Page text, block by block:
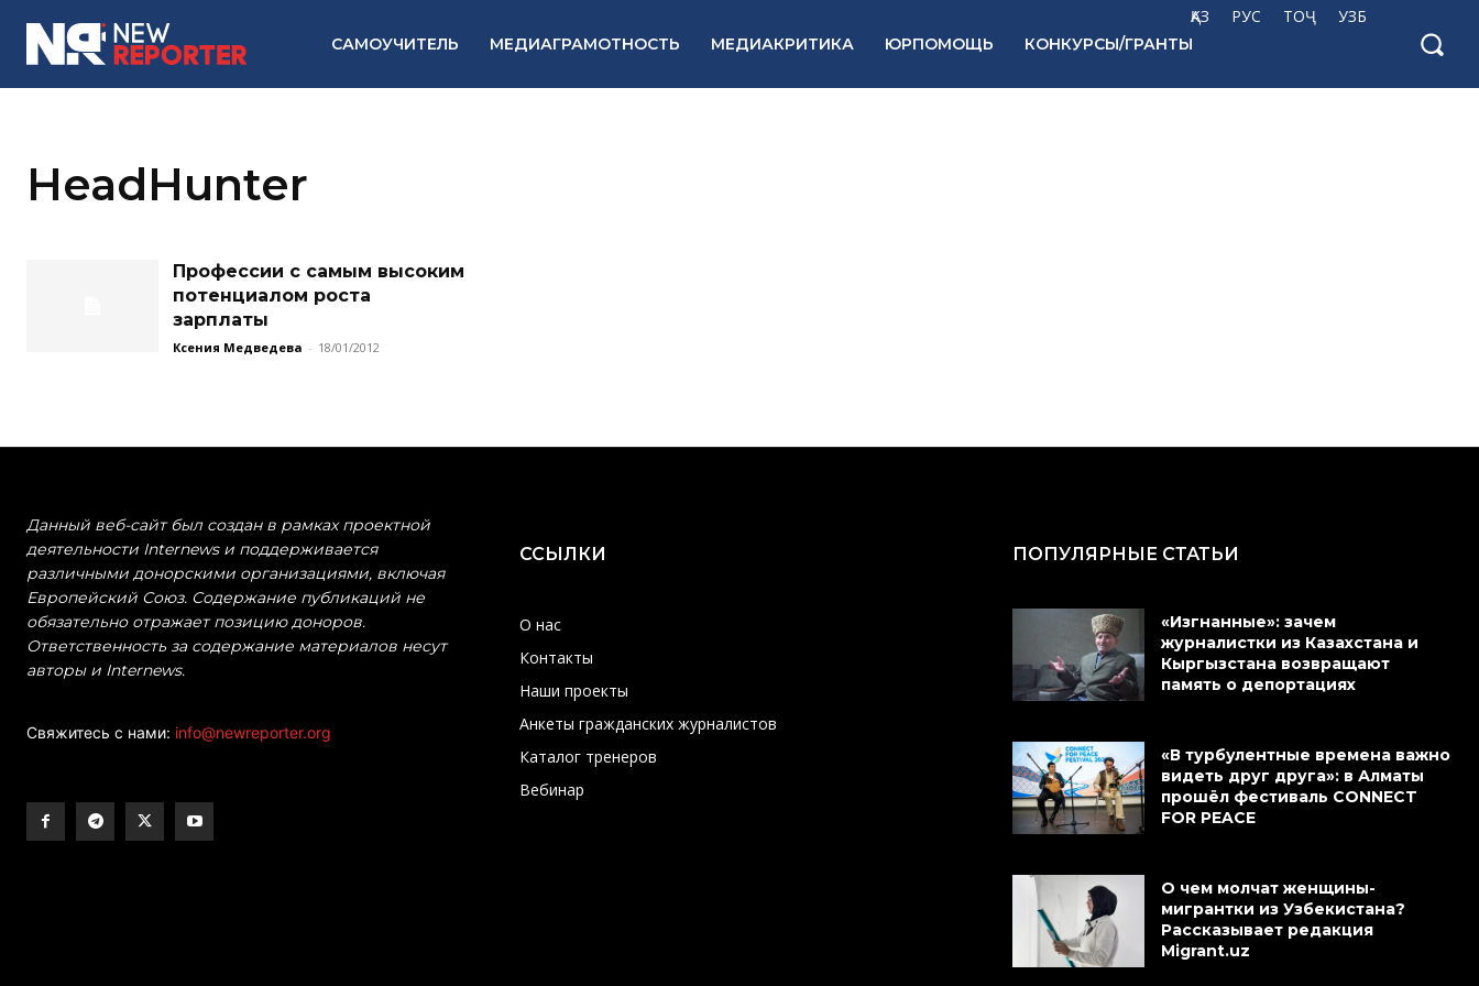
ҚАЗ РУС ТОҶ УЗБ
САМОУЧИТЕЛЬ МЕДИАГРАМОТНОСТЬ МЕДИАКРИТИКА ЮРПОМОЩЬ КОНКУРСЫ/ГРАНТЫ
HeadHunter
Профессии с самым высоким
потенциалом роста
зарплаты
Ксения Медведева - 18/01/2012
Данный веб-сайт был создан в рамках проектной
деятельности Internews и поддерживается
различными донорскими организациями, включая
Европейский Союз. Содержание публикаций не
обязательно отражает позицию доноров.
Ответственность за содержание материалов несут
авторы и Internews.
Свяжитесь с нами: info@newreporter.org
ССЫЛКИ
О нас
Контакты
Наши проекты
Анкеты гражданских журналистов
Каталог тренеров
Вебинар
ПОПУЛЯРНЫЕ СТАТЬИ
«Изгнанные»: зачем
журналистки из Казахстана и
Кыргызстана возвращают
память о депортациях
«В турбулентные времена важно
видеть друг друга»: в Алматы
прошёл фестиваль CONNECT
FOR PEACE
О чем молчат женщины-
мигрантки из Узбекистана?
Рассказывает редакция
Migrant.uz